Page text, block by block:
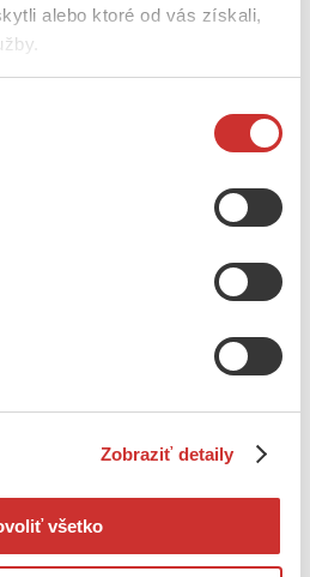
alebo ktoré od vás získali,
Zobraziť detaily
všetko